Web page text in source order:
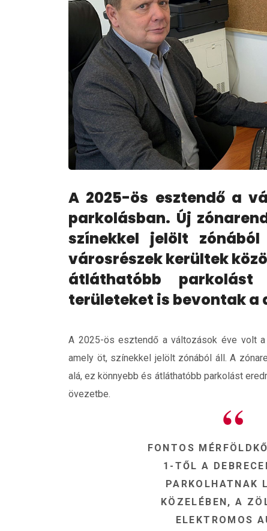
A 2025-ös esztendő a
parkolásban. Új
színekkel jelölt
városrészek kerültek
átláthatóbb parkolást
területeket is bevontak a
A 2025-ös esztendő a változások éve volt a
amely öt, színekkel jelölt zónából áll. A
alá, ez könnyebb és átláthatóbb parkolást
övezetbe.
FONTOS
1-TŐL A
PARKOLHATNAK
KÖZELÉBEN, A
ELEKTROMOS